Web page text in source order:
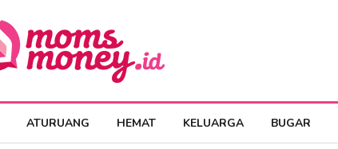
ATURUANG HEMAT KELUARGA BUGAR